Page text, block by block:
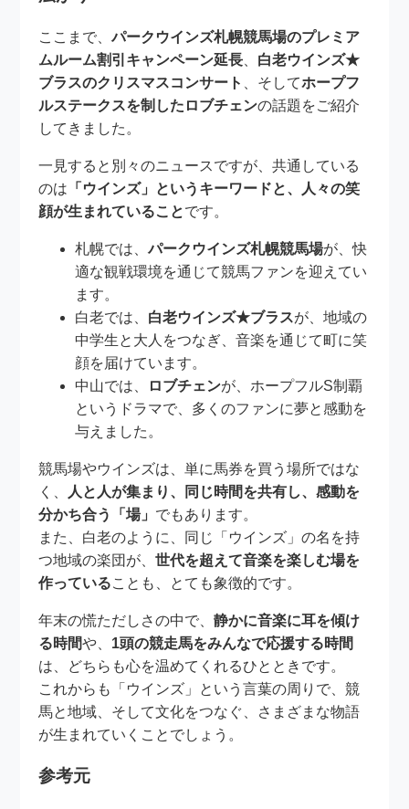
ここまで、パークウインズ札幌競馬場のプレミア
ムルーム割引キャンペーン延長
白老ウインズ★
ブラスのクリスマスコンサート
、そしてホープフ
ルステークスを制したロブチェンの話題をご紹介
してきました。
一見すると別々のニュースですが、共通している
のは 「ウインズ」というキーワードと、人々の笑
顔が生まれていることです。
札幌では、パークウインズ札幌競馬場が、快
適な観戦環境を通じて競馬ファンを迎えてい
ます。
白老では、 白老ウインズ★ブラスが、地域の
中学生と大人をつなぎ、音楽を通じて町に笑
顔を届けています。
中山では、
ロブチェンが、ホープフルS制覇
というドラマで、多くのファンに夢と感動を
与えました。
競馬場やウインズは、単に馬券を買う場所ではな
く、
人と人が集まり、同じ時間を共有し、感動を
分かち合う「場」 でもあります。
また、白老のように、同じ「ウインズ」の名を持
つ地域の楽団が、世代を超えて音楽を楽しむ場を
作っていることも、とても象徴的です。
年末の慌ただしさの中で、静かに音楽に耳を傾け
る時間や、 1頭の競走馬をみんなで応援する時間
は、どちらも心を温めてくれるひとときです。
これからも「ウインズ」という言葉の周りで、競
馬と地域、そして文化をつなぐ、さまざまな物語
が生まれていくことでしょう。
参考元